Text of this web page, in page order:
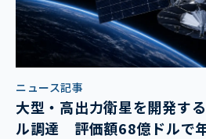
ニュース記事
大型・高出力衛星を開発す
ル調達 評価額68億ドルで